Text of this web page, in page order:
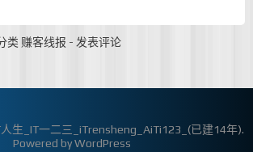
类 赚客线报 - 发表评论
生_IT一二三_iTrensheng_AiTi123_(已建14年).
Powered byWordPress